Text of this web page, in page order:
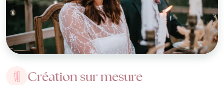
Création sur mesure